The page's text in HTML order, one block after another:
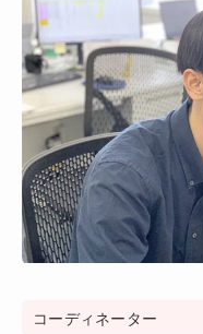
コーディネーター